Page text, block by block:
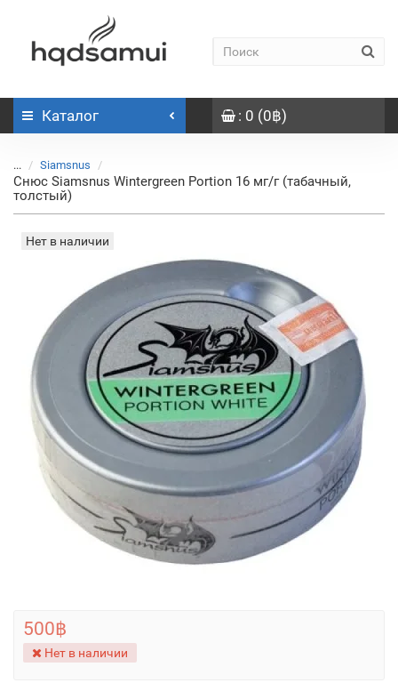
Каталог : 0 (0฿)
... Siamsnus
Снюс Siamsnus Wintergreen Portion 16 мг/г (табачный,
толстый)
Нет в наличии
500฿
Нет в наличии